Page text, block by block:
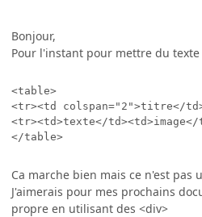
Bonjour,
Pour l'instant pour mettre du
<table>
<tr><td colspan="2">titre</
<tr><td>texte</
</table>
Ca marche bien mais ce n'est pas
J'aimerais pour mes prochains
propre en utilisant des <div>